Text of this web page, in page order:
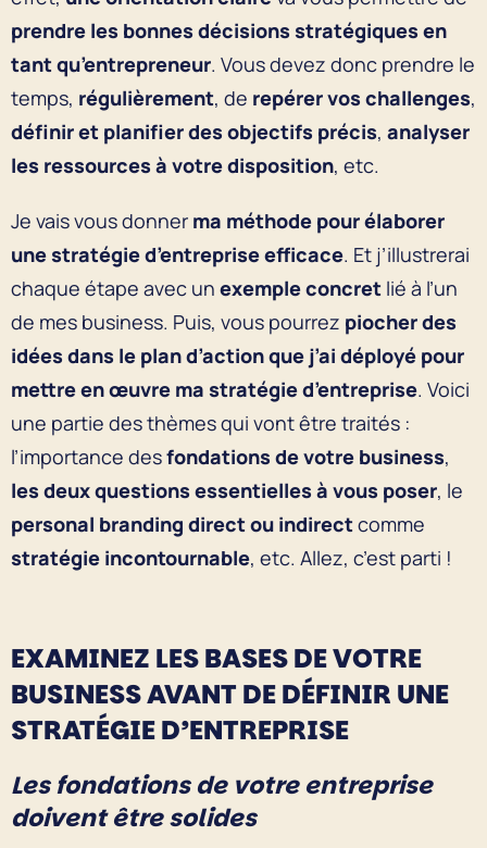
prendre les bonnes décisions stratégiques en
tant qu’entrepreneur. Vous devez donc prendre le
temps, régulièrement, de repérer vos challenges,
définir et planifier des objectifs précis, analyser
les ressources à votre disposition, etc.
Je vais vous donner ma méthode pour élaborer
une stratégie d’entreprise efficace. Et j’illustrerai
chaque étape avec un exemple concret lié à l’un
de mes business. Puis, vous pourrez piocher des
idées dans le plan d’action que j’ai déployé pour
mettre en œuvre ma stratégie d’entreprise. Voici
une partie des thèmes qui vont être traités :
l’importance desfondations de votre business,
les deux questions essentielles à vous poser, le
personal branding direct ou indirect comme
stratégie incontournable, etc. Allez, c’est parti !
EXAMINEZ LES BASES DE VOTRE
BUSINESS AVANT DE DÉFINIR UNE
STRATÉGIE D’ENTREPRISE
Les fondations de votre entreprise
doivent être solides